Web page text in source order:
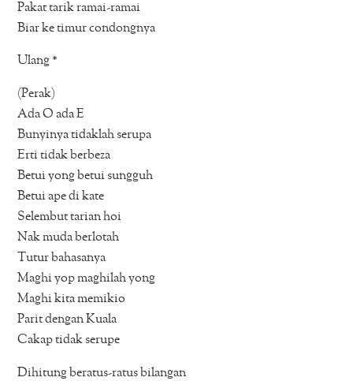
Pakat tarik ramai-ramai
Biar ke timur condongnya
Ulang *
(Perak)
Ada O ada E
Bunyinya tidaklah serupa
Erti tidak berbeza
Betui yong betui sungguh
Betui ape di kate
Selembut tarian hoi
Nak muda berlotah
Tutur bahasanya
Maghi yop maghilah yong
Maghi kita memikio
Parit dengan Kuala
Cakap tidak serupe
Dihitung beratus-ratus bilangan